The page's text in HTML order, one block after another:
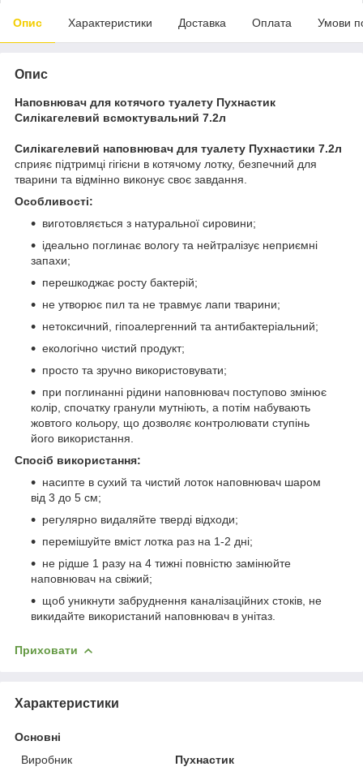
Опис Характеристики Доставка Оплата Умови
Опис
Наповнювач для котячого туалету Пухнастик
Силікагелевий всмоктувальний 7.2л
Силікагелевий наповнювач для туалету Пухнастики 7.2л
сприяє підтримці гігієни в котячому лотку, безпечний для
тварини та відмінно виконує своє завдання.
Особливості:
виготовляється з натуральної сировини;
ідеально поглинає вологу та нейтралізує неприємні
запахи;
перешкоджає росту бактерій;
не утворює пил та не травмує лапи тварини;
нетоксичний, гіпоалергенний та антибактеріальний;
екологічно чистий продукт;
просто та зручно використовувати;
при поглинанні рідини наповнювач поступово змінює
колір, спочатку гранули мутніють, а потім набувають
жовтого кольору, що дозволяє контролювати ступінь
його використання.
Спосіб використання:
насипте в сухий та чистий лоток наповнювач шаром
від 3 до 5 см;
регулярно видаляйте тверді відходи;
перемішуйте вміст лотка раз на 1-2 дні;
не рідше 1 разу на 4 тижні повністю замінюйте
наповнювач на свіжий;
щоб уникнути забруднення каналізаційних стоків, не
викидайте використаний наповнювач в унітаз.
Приховати
Характеристики
Основні
Виробник
Пухнастик